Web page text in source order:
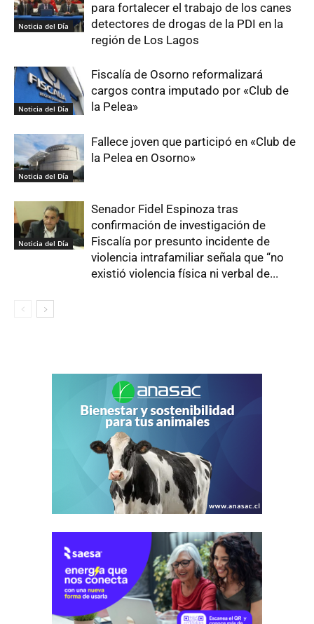
Noticia del Día
para fortalecer el trabajo de los canes
detectores de drogas de la PDI en la
región de Los Lagos
Noticia del Día
Fiscalía de Osorno reformalizará
cargos contra imputado por «Club de
la Pelea»
Noticia del Día
Fallece joven que participó en «Club de
la Pelea en Osorno»
Noticia del Día
Senador Fidel Espinoza tras
confirmación de investigación de
Fiscalía por presunto incidente de
violencia intrafamiliar señala que “no
existió violencia física ni verbal de...